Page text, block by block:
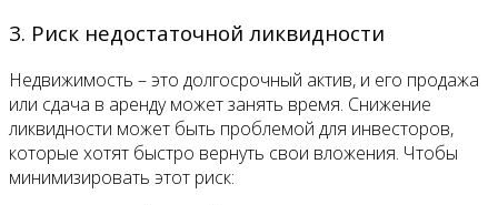
3. Риск недостаточной ликвидности
Недвижимость – это долгосрочный актив, и его продажа
или сдача в аренду может занять время. Снижение
ликвидности может быть проблемой для инвесторов,
которые хотят быстро вернуть свои вложения. Чтобы
минимизировать этот риск: